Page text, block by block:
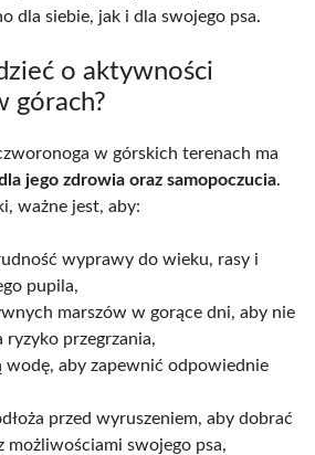
dla siebie, jak i dla swojego psa.
o aktywności
górach?
w górskich terenach ma
jego zdrowia oraz samopoczucia.
ważne jest, aby:
wyprawy do wieku, rasy i
pupila,
marszów w gorące dni, aby nie
ryzyko przegrzania,
wodę, aby zapewnić odpowiednie
przed wyruszeniem, aby dobrać
możliwościami swojego psa,